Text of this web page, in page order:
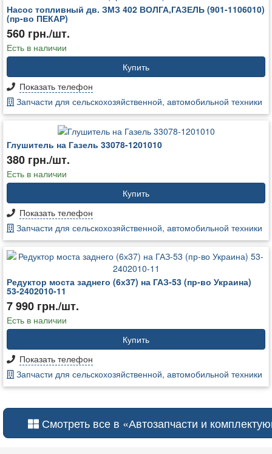
Насос топливный дв. ЗМЗ 402 ВОЛГА,ГАЗЕЛЬ (901-1106010)
(пр-во ПЕКАР)
560 грн./шт.
Есть в наличии
Купить
Показать телефон
Запчасти для сельскохозяйственной, автомобильной техники
Глушитель на Газель 33078-1201010
380 грн./шт.
Есть в наличии
Купить
Показать телефон
Запчасти для сельскохозяйственной, автомобильной техники
Редуктор моста заднего (6х37) на ГАЗ-53 (пр-во Украина)
53-2402010-11
7 990 грн./шт.
Есть в наличии
Купить
Показать телефон
Запчасти для сельскохозяйственной, автомобильной техники
Смотреть все в «Автозапчасти и